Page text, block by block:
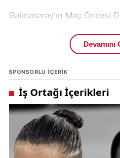
Galatasaray'ın Maç Öncesi
Galatasaray, ligde [Ligdeki
belirtilmediği için boş
boş bırakılmıştır].
Eyüpspor Maçının Önemi
Eyüpspor karşılaşması,
öneme sahip. Maçın
etkisi metinde belirtilmediği
Devamını
SPONSORLU IÇERIK